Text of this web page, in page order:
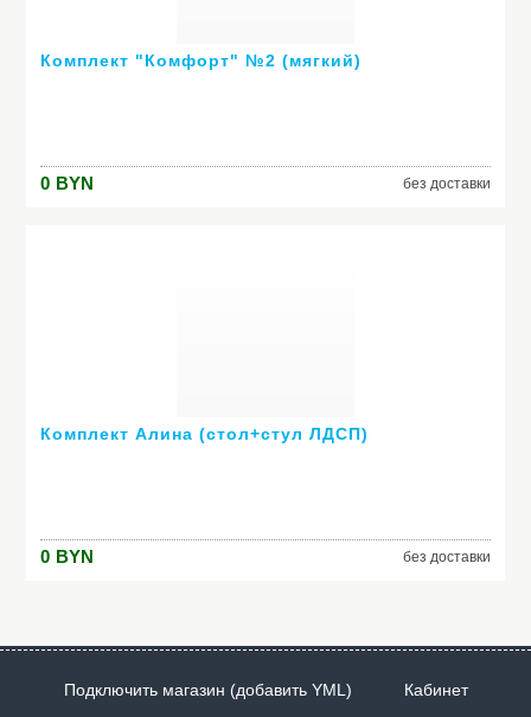
Комплект "Комфорт" №2 (мягкий)
0 BYN без доставки
Комплект Алина (стол+стул ЛДСП)
0 BYN без доставки
Подключить магазин (добавить YML) Кабинет